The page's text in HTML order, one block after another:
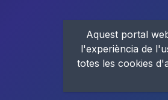
Aquest portal
l'experiència de
totes les cookies